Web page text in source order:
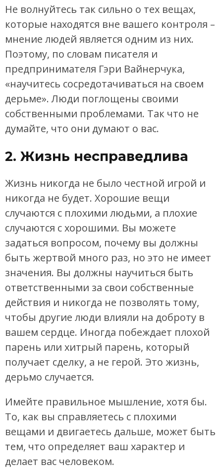
Не волнуйтесь так сильно о тех вещах,
которые находятся вне вашего контроля –
мнение людей является одним из них.
Поэтому, по словам писателя и
предпринимателя Гэри Вайнерчука,
«научитесь сосредотачиваться на своем
дерьме». Люди поглощены своими
собственными проблемами. Так что не
думайте, что они думают о вас.
2. Жизнь несправедлива
Жизнь никогда не было честной игрой и
никогда не будет. Хорошие вещи
случаются с плохими людьми, а плохие
случаются с хорошими. Вы можете
задаться вопросом, почему вы должны
быть жертвой много раз, но это не имеет
значения. Вы должны научиться быть
ответственными за свои собственные
действия и никогда не позволять тому,
чтобы другие люди влияли на доброту в
вашем сердце. Иногда побеждает плохой
парень или хитрый парень, который
получает сделку, а не герой. Это жизнь,
дерьмо случается.
Имейте правильное мышление, хотя бы.
То, как вы справляетесь с плохими
вещами и двигаетесь дальше, может быть
тем, что определяет ваш характер и
делает вас человеком.